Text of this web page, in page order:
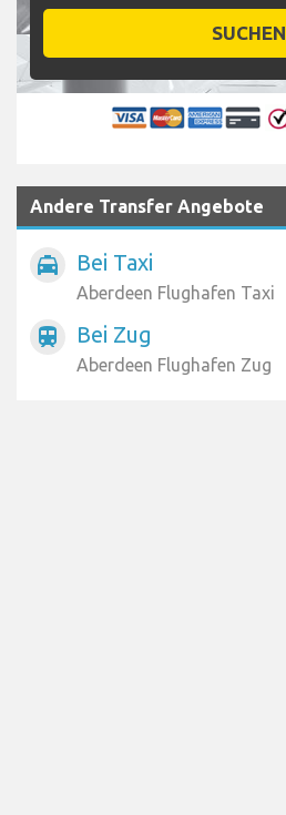
SUCHEN
Andere Transfer Angebote
local_taxi Bei Taxi
Aberdeen Flughafen Taxi
train Bei Zug
Aberdeen Flughafen Zug